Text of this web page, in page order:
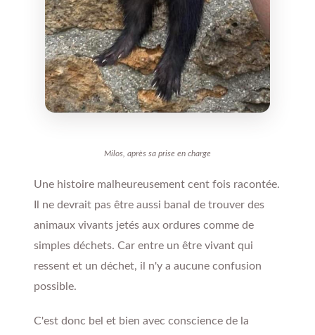
Milos, après sa prise en charge
Une histoire malheureusement cent fois racontée.
Il ne devrait pas être aussi banal de trouver des
animaux vivants jetés aux ordures comme de
simples déchets. Car entre un être vivant qui
ressent et un déchet, il n'y a aucune confusion
possible.
C'est donc bel et bien avec conscience de la